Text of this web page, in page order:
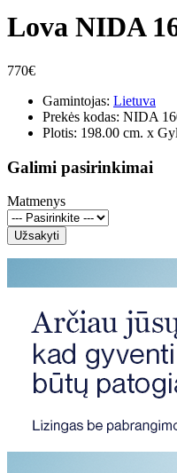
Lova NIDA
770€
Gamintojas: Lietuva
Prekės kodas: NIDA
Plotis: 198.00 cm. x
Galimi pasirinkimai
Matmenys
Užsakyti